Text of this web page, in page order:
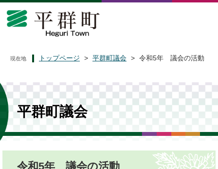
ペ
。
メ
て
本
現在地 トップページ > 平群町議会 > 令和5年 議会の活動
平群町議会
令和5年 議会の活動